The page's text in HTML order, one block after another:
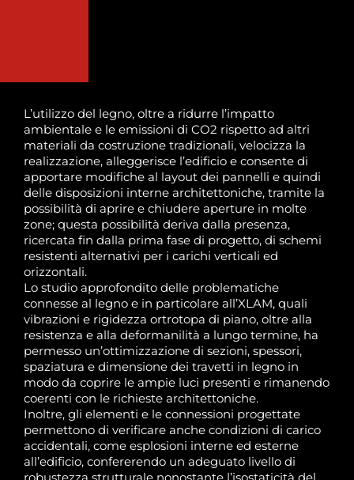
L’utilizzo del legno, oltre a ridurre l’impatto
ambientale e le emissioni di CO2 rispetto ad altri
materiali da costruzione tradizionali, velocizza la
realizzazione, alleggerisce l’edificio e consente di
apportare modifiche al layout dei pannelli e quindi
delle disposizioni interne architettoniche, tramite la
possibilità di aprire e chiudere aperture in molte
zone; questa possibilità deriva dalla presenza,
ricercata fin dalla prima fase di progetto, di schemi
resistenti alternativi per i carichi verticali ed
orizzontali.
Lo studio approfondito delle problematiche
connesse al legno e in particolare all’XLAM, quali
vibrazioni e rigidezza ortrotopa di piano, oltre alla
resistenza e alla deformanilità a lungo termine, ha
permesso un’ottimizzazione di sezioni, spessori,
spaziatura e dimensione dei travetti in legno in
modo da coprire le ampie luci presenti e rimanendo
coerenti con le richieste architettoniche.
Inoltre, gli elementi e le connessioni progettate
permettono di verificare anche condizioni di carico
accidentali, come esplosioni interne ed esterne
all’edificio, confererendo un adeguato livello di